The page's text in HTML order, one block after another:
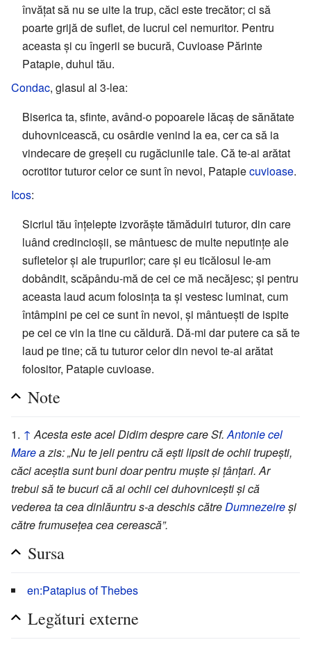
învățat să nu se uite la trup, căci este trecător; ci să
poarte grijă de suflet, de lucrul cel nemuritor. Pentru
aceasta și cu îngerii se bucură, Cuvioase Părinte
Patapie, duhul tău.
Condac, glasul al 3-lea:
Biserica ta, sfinte, având-o popoarele lăcaș de sănătate
duhovnicească, cu osârdie venind la ea, cer ca să ia
vindecare de greșeli cu rugăciunile tale. Că te-ai arătat
ocrotitor tuturor celor ce sunt în nevoi, Patapiecuvioase.
Icos:
Sicriul tău înțelepte izvorăște tămăduiri tuturor, din care
luând credincioșii, se mântuesc de multe neputințe ale
sufletelor și ale trupurilor; care și eu ticălosul le-am
dobândit, scăpându-mă de cei ce mă necăjesc; și pentru
aceasta laud acum folosința ta și vestesc luminat, cum
întâmpini pe cei ce sunt în nevoi, și mântuești de ispite
pe cei ce vin la tine cu căldură. Dă-mi dar putere ca să te
laud pe tine; că tu tuturor celor din nevoi te-ai arătat
folositor, Patapie cuvioase.
Note
↑ Acesta este acel Didim despre care Sf. Antonie cel
Marea zis: „Nu te jeli pentru că ești lipsit de ochii trupești,
căci aceștia sunt buni doar pentru muște și țânțari. Ar
trebui să te bucuri că ai ochii cei duhovnicești și că
vederea ta cea dinlăuntru s-a deschis către Dumnezeireși
către frumusețea cea cerească”.
Sursa
en:Patapius of Thebes
Legături externe